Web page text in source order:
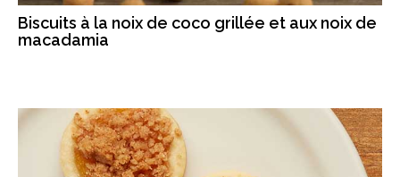
Biscuits à la noix de coco grillée et aux noix de
macadamia